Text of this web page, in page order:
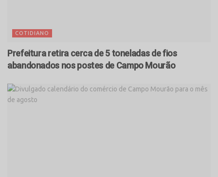
COTIDIANO
Prefeitura retira cerca de 5 toneladas de fios
abandonados nos postes de Campo Mourão